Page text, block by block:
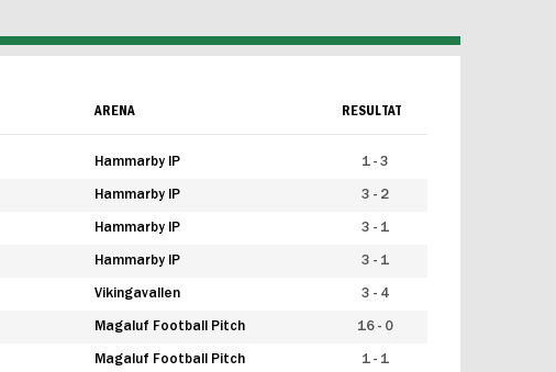
ARENA RESULTAT
Hammarby IP 1 - 3
Hammarby IP 3 - 2
Hammarby IP 3 - 1
Hammarby IP 3 - 1
Vikingavallen 3 - 4
Magaluf Football Pitch 16 - 0
Magaluf Football Pitch 1 - 1